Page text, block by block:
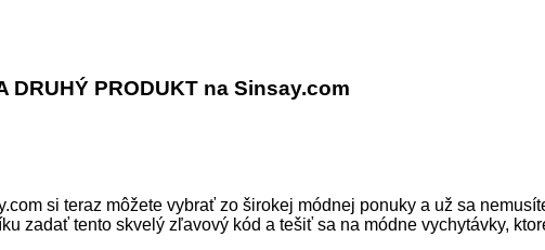
DRUHÝ PRODUKT na Sinsay.com
si teraz môžete vybrať zo širokej módnej ponuky a už sa
zadať tento skvelý zľavový kód a tešiť sa na módne vychytávky,